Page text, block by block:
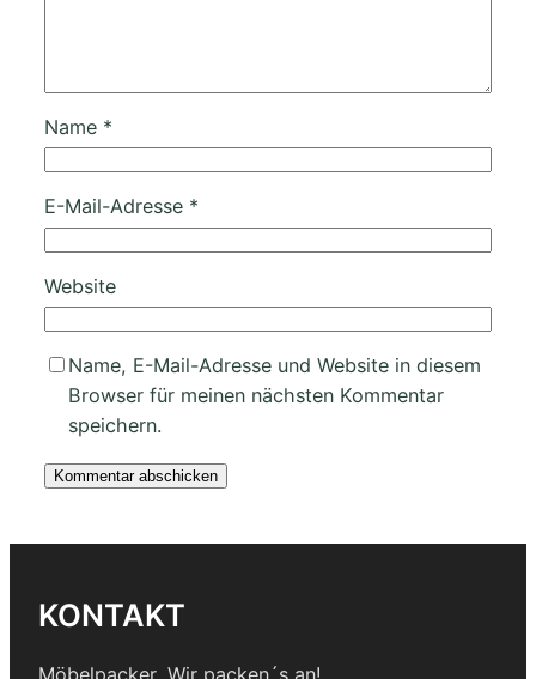
Name *
E-Mail-Adresse *
Website
Name, E-Mail-Adresse und Website in diesem
Browser für meinen nächsten Kommentar
speichern.
KONTAKT
Möbelpacker, Wir packen´s an!